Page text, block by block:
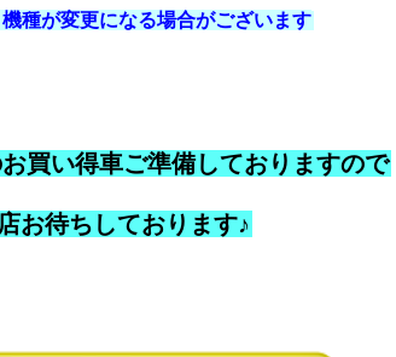
種が変更になる場合がございます
買い得車ご準備しておりますので
お待ちしております♪